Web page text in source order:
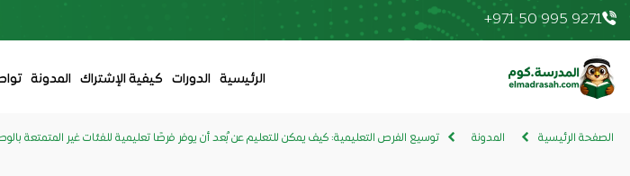
+971 50 995 9271
المدونة كيفية الإشتراك الدورات الرئيسية
الصفحة الرئيسية المدونة توسيع الفرص التعليمية: كيف يمكن للتعليم عن بُعد أن يوفر فرصًا تعليمية للفئات غير المتمتعة